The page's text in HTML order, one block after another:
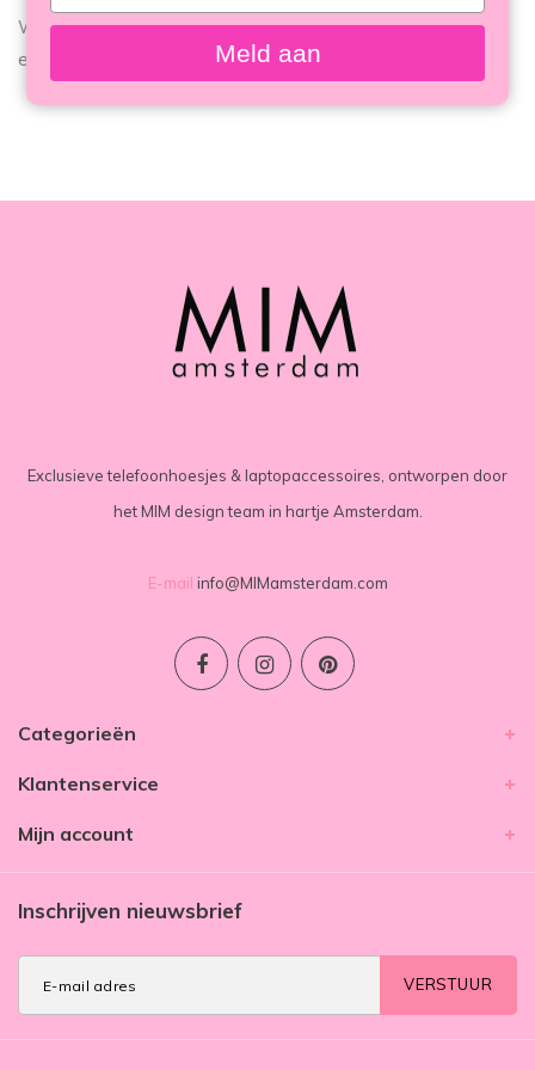
Wilt u meer informatie over alle mogelijkheden? Stuur dan
even een mailtje naar:
info@mimamsterdam.com
Exclusieve telefoonhoesjes & laptopaccessoires, ontworpen door
het MIM design team in hartje Amsterdam.
E-mail info@MIMamsterdam.com
Categorieën
Klantenservice
Mijn account
Inschrijven nieuwsbrief
VERSTUUR
your
email
Meld aan